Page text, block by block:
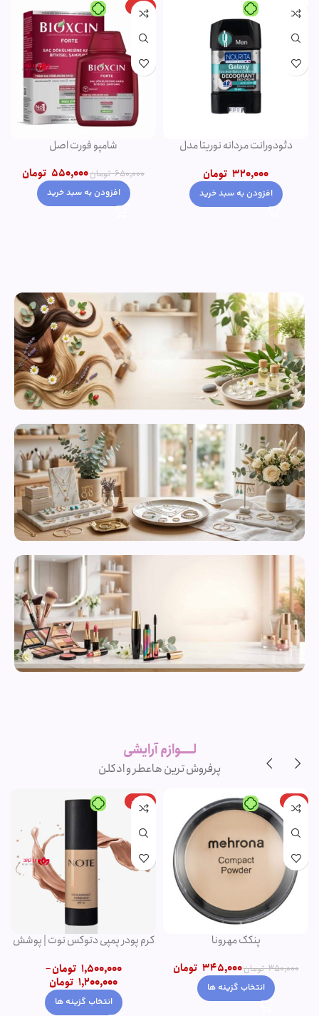
دئودورانت مردانه نوریتا مدل
320,000 تومان
افزودن به سبد خرید
-15%
شامپو فورت اصل
650,000 تومان550,000 تومان
افزودن به سبد خرید
محصولات
مراقبت از
پوست
برندلــــوازم آرایشی
پرفروش ترین هاعطر و ادکلن
-1%
پنکک مهرونا
350,000 تومان345,000 تومان
انتخاب گزینه ها
-20%
کرم پودر پمپی دتوکس نوت | پوشش
1,500,000 تومان–
1,200,000 تومان
انتخاب گزینه ها